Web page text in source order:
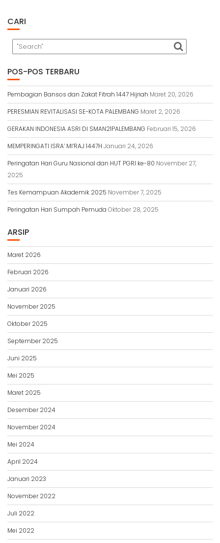
CARI
POS-POS TERBARU
Pembagian Bansos dan Zakat Fitrah 1447 Hijriah Maret 20, 2026
PERESMIAN REVITALISASI SE-KOTA PALEMBANG Maret 2, 2026
GERAKAN INDONESIA ASRI DI SMAN21PALEMBANG Februari 15, 2026
MEMPERINGATI ISRA’ MI’RAJ 1447H Januari 24, 2026
Peringatan Hari Guru Nasional dan HUT PGRI ke-80 November 27,
2025
Tes Kemampuan Akademik 2025 November 7, 2025
Peringatan Hari Sumpah Pemuda Oktober 28, 2025
ARSIP
Maret 2026
Februari 2026
Januari 2026
November 2025
Oktober 2025
September 2025
Juni 2025
Mei 2025
Maret 2025
Desember 2024
November 2024
Mei 2024
April 2024
Januari 2023
November 2022
Juli 2022
Mei 2022